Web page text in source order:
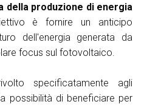
EN
della produzione di energia
è fornire un anticipo
dell'energia generata da
focus sul fotovoltaico.
specificatamente agli
possibilità di beneficiare per